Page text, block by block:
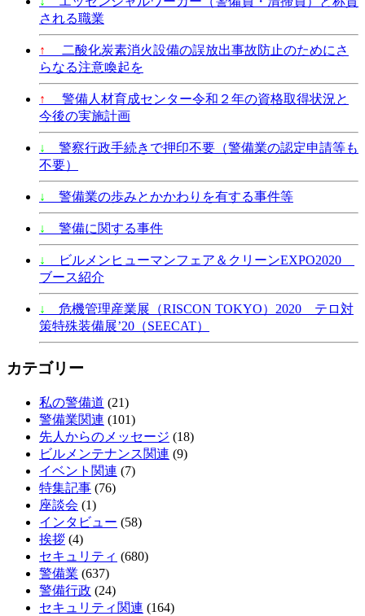
される職業
↑
二酸化炭素消火設備の誤放出事故防止のためにさ
らなる注意喚起を
↑
警備人材育成センター令和２年の資格取得状況と
今後の実施計画
↓
警察行政手続きで押印不要（警備業の認定申請等も
不要）
↓ 警備業の歩みとかかわりを有する事件等
↓ 警備に関する事件
↓
ビルメンヒューマンフェア＆クリーンEXPO2020
ブース紹介
↓
危機管理産業展（RISCON TOKYO）2020 テロ対
策特殊装備展’20（SEECAT）
カテゴリー
私の警備道 (21)
警備業関連 (101)
先人からのメッセージ (18)
ビルメンテナンス関連 (9)
イベント関連 (7)
特集記事 (76)
座談会 (1)
インタビュー (58)
挨拶 (4)
セキュリティ (680)
警備業 (637)
警備行政 (24)
セキュリティ関連 (164)